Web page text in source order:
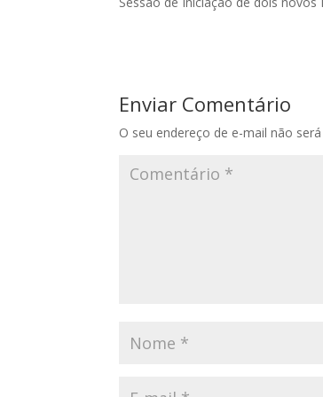
Enviar Comentário
O seu endereço de e-mail não